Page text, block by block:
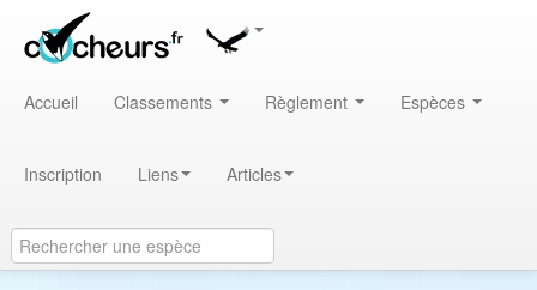
Accueil Classements Règlement Espèces
Inscription Liens Articles